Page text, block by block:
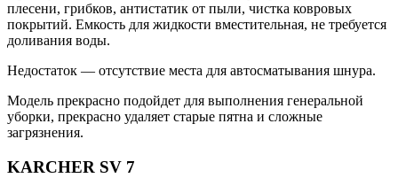
плесени, грибков, антистатик от пыли, чистка ковровых
покрытий. Емкость для жидкости вместительная, не требуется
доливания воды.
Недостаток — отсутствие места для автосматывания шнура.
Модель прекрасно подойдет для выполнения генеральной
уборки, прекрасно удаляет старые пятна и сложные
загрязнения.
KARCHER SV 7